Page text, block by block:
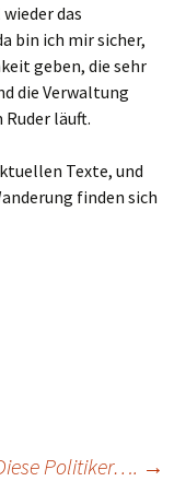
das
bin ich mir sicher,
geben, die sehr
die Verwaltung
läuft.
Texte, und
finden sich
Politiker…. →